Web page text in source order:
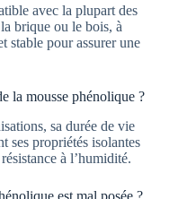
avec la plupart des
brique ou le bois, à
stable pour assurer une
la mousse phénolique ?
sa durée de vie
ses propriétés isolantes
à l’humidité.
est mal posée ?